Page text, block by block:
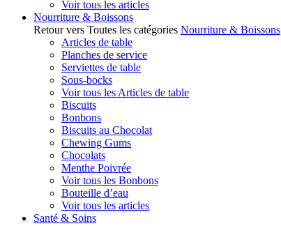
Voir tous les articles
Nourriture & Boissons
Retour vers Toutes les catégories Nourriture & Boissons
Articles de table
Planches de service
Serviettes de table
Sous-bocks
Voir tous les Articles de table
Biscuits
Bonbons
Biscuits au Chocolat
Chewing Gums
Chocolats
Menthe Poivrée
Voir tous les Bonbons
Bouteille d’eau
Voir tous les articles
Santé & Soins